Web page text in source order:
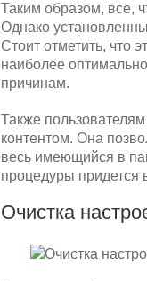
Таким образом, все,
Однако
Стоит отметить, что
наиболее
причинам.
Также
контентом. Она
весь имеющийся в
процедуры придется
Очистка